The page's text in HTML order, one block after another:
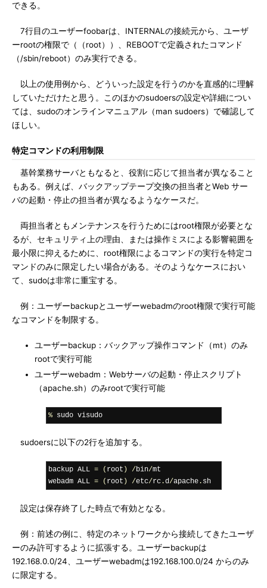
できる。
7行目のユーザーfoobarは、INTERNALの接続元から、ユーザ
ーrootの権限で（（root））、REBOOTで定義されたコマンド
（/sbin/reboot）のみ実行できる。
以上の使用例から、どういった設定を行うのかを直感的に理解
していただけたと思う。このほかのsudoersの設定や詳細につい
ては、sudoのオンラインマニュアル（man sudoers）で確認して
ほしい。
特定コマンドの利用制限
基幹業務サーバともなると、役割に応じて担当者が異なること
もある。例えば、バックアップテープ交換の担当者とWeb サー
バの起動・停止の担当者が異なるようなケースだ。
両担当者ともメンテナンスを行うためにはroot権限が必要とな
るが、セキュリティ上の理由、または操作ミスによる影響範囲を
最小限に抑えるために、root権限によるコマンドの実行を特定コ
マンドのみに限定したい場合がある。そのようなケースにおい
て、sudoは非常に重宝する。
例：ユーザーbackupとユーザーwebadmのroot権限で実行可能
なコマンドを制限する。
ユーザーbackup：バックアップ操作コマンド（mt）のみ
rootで実行可能
ユーザーwebadm：Webサーバの起動・停止スクリプト
（apache.sh）のみrootで実行可能
% sudo visudo
sudoersに以下の2行を追加する。
backup ALL = ( root ) /bin/mt
webadm ALL = ( root ) /etc/rc.d/apache. sh
設定は保存終了した時点で有効となる。
例：前述の例に、特定のネットワークから接続してきたユーザ
ーのみ許可するように拡張する。ユーザーbackupは
192.168.0.0/24、ユーザーwebadmは192.168.100.0/24 からのみ
に限定する。